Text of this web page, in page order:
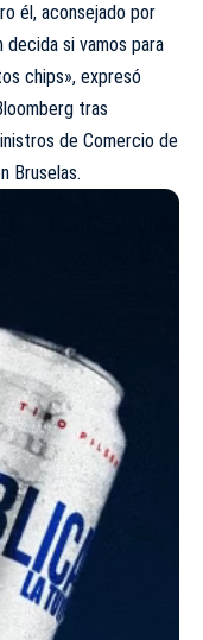
él, aconsejado por
decida si vamos para
chips», expresó
tras
de Comercio de
Bruselas.